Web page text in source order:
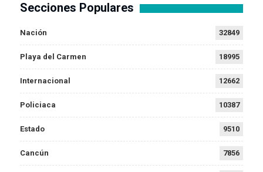
Secciones Populares
Nación 32849
Playa del Carmen 18995
Internacional 12662
Policiaca 10387
Estado 9510
Cancún 7856